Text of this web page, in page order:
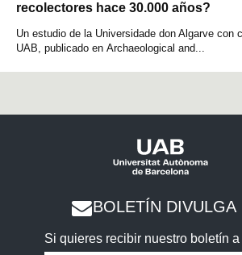
recolectores hace 30.000 años?
Un estudio de la Universidade don Algarve con
UAB, publicado en Archaeological and...
BOLETÍN DIVULGA
Si quieres recibir nuestro boletín a